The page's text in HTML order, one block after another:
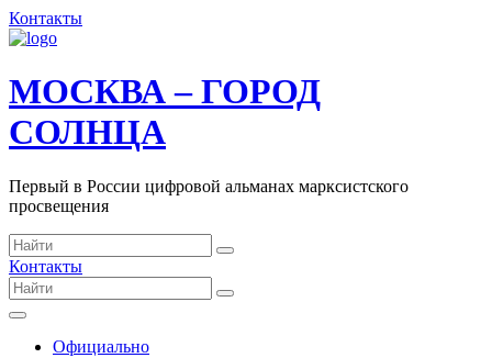
Контакты
МОСКВА – ГОРОД
СОЛНЦА
Первый в России цифровой альманах марксистского
просвещения
Контакты
Официально